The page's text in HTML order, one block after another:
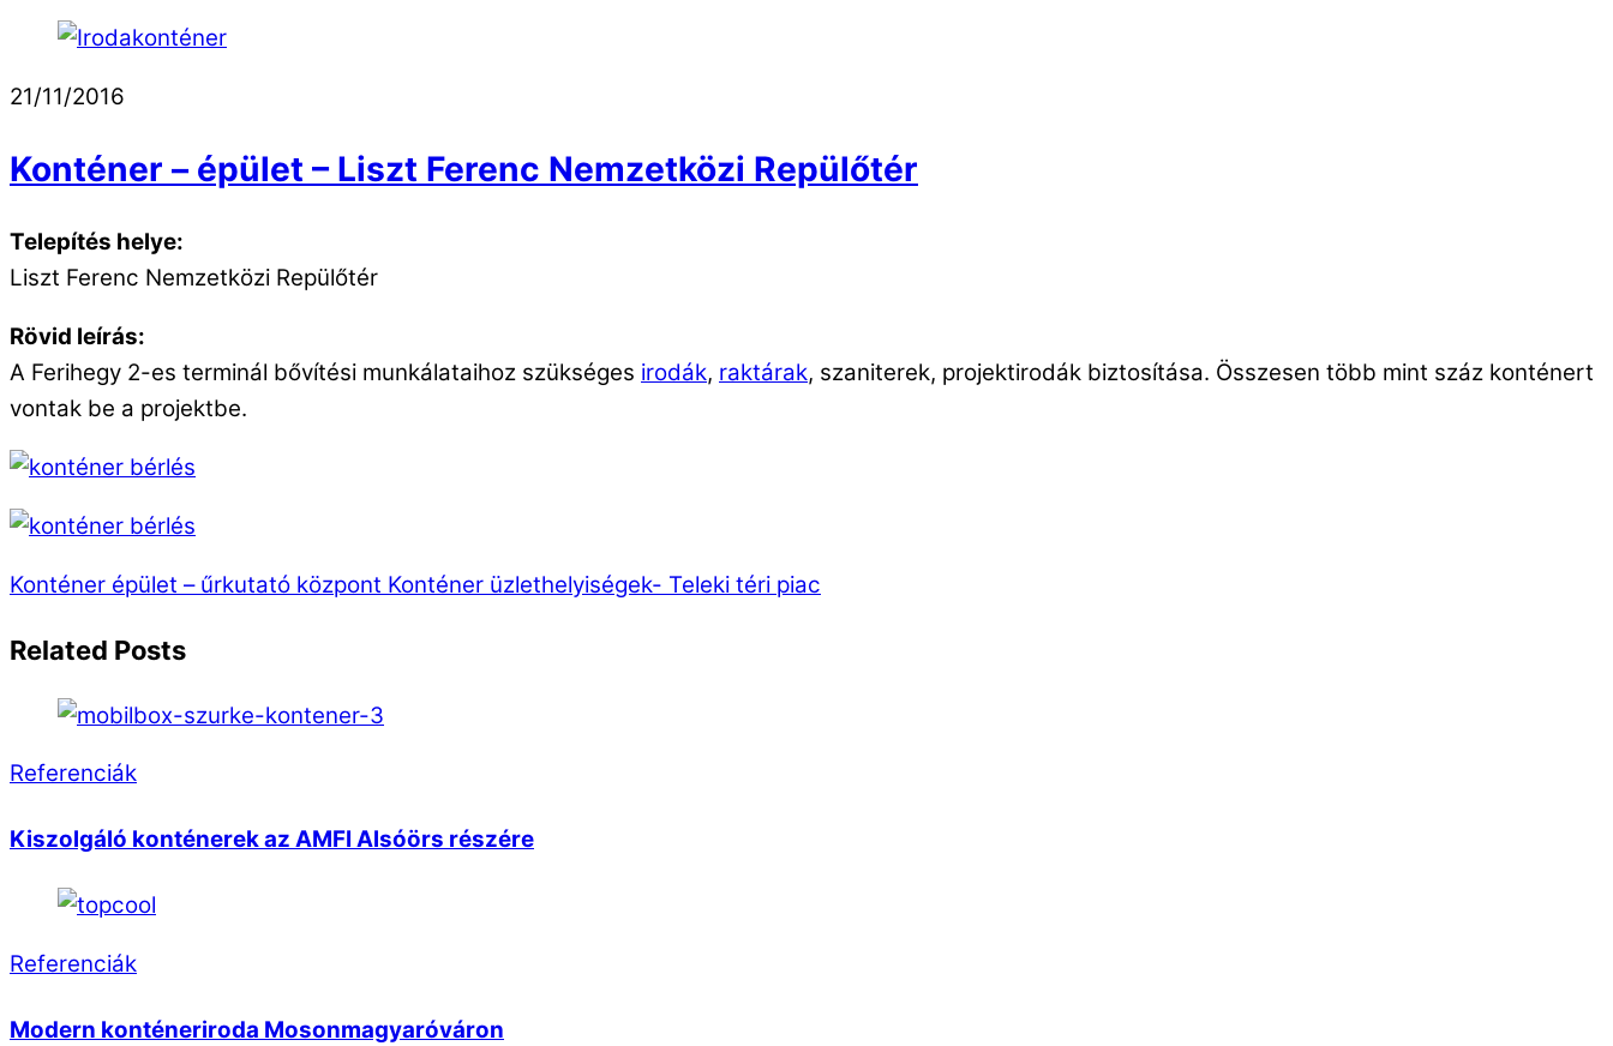
21/11/2016
Konténer – épület – Liszt Ferenc Nemzetközi Repülőtér
Telepítés helye:
Liszt Ferenc Nemzetközi Repülőtér
Rövid leírás:
A Ferihegy 2-es terminál bővítési munkálataihoz szükséges irodák, raktárak, szaniterek, projektirodák biztosítása. Összesen több mint száz konténert
vontak be a projektbe.
Konténer épület – űrkutató központ Konténer üzlethelyiségek- Teleki téri piac
Related Posts
Referenciák
Kiszolgáló konténerek az AMFI Alsóörs részére
Referenciák
Modern konténeriroda Mosonmagyaróváron